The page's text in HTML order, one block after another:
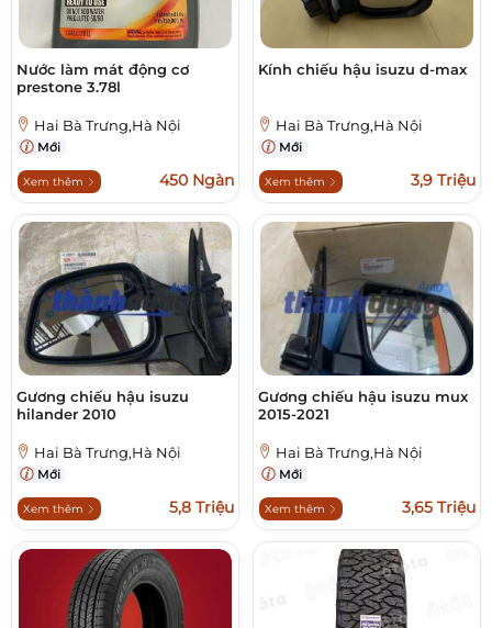
Nước làm mát động cơ
prestone 3.78l
Hai Bà Trưng,Hà Nội
Mới
Xem thêm 450 Ngàn
Kính chiếu hậu isuzu d-max
Hai Bà Trưng,Hà Nội
Mới
Xem thêm 3,9 Triệu
Gương chiếu hậu isuzu
hilander 2010
Hai Bà Trưng,Hà Nội
Mới
Xem thêm 5,8 Triệu
Gương chiếu hậu isuzu mux
2015-2021
Hai Bà Trưng,Hà Nội
Mới
Xem thêm 3,65 Triệu